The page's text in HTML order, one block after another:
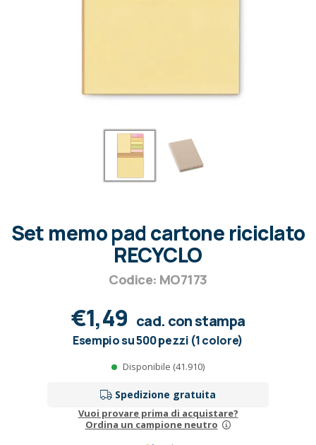
Set memo pad cartone riciclato
RECYCLO
Codice: MO7173
€1,49 cad. con stampa
Esempio su 500 pezzi (1 colore)
Disponibile (41.910)
Spedizione gratuita
Vuoi provare prima di acquistare?
Ordina un campione neutro